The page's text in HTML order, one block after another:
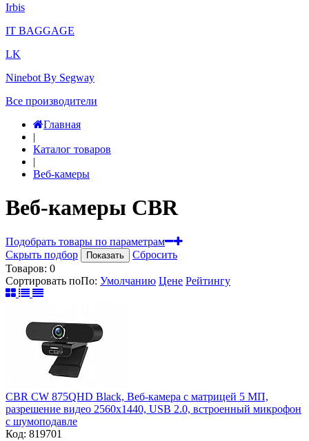
Irbis
IT BAGGAGE
LK
Ninebot By Segway
Все производители
Главная
|
Каталог товаров
|
Веб-камеры
Веб-камеры CBR
Подобрать товары по параметрам
Скрыть подбор
Показать
Сбросить
Товаров: 0
Сортировать поПо: Умолчанию Цене Рейтингу
CBR CW 875QHD Black, Веб-камера с матрицей 5 МП,
разрешение видео 2560х1440, USB 2.0, встроенный микрофон
с шумоподавле
Код: 819701